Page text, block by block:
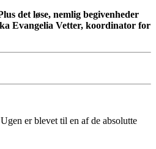
det løse, nemlig begivenheder
Evangelia Vetter, koordinator for
er blevet til en af de absolutte